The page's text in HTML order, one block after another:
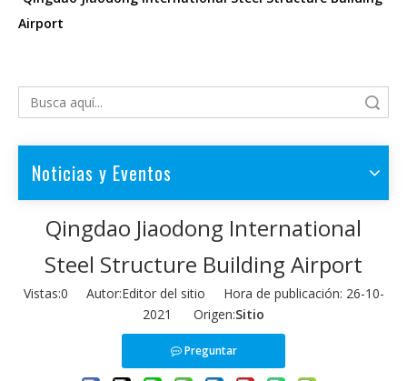
Airport
Noticias y Eventos
Qingdao Jiaodong International
Steel Structure Building Airport
Vistas:0 Autor:Editor del sitio Hora de publicación: 26-10-
2021 Origen:Sitio
Preguntar